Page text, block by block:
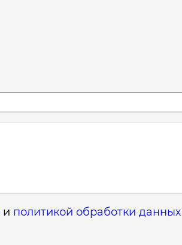
и политикой обработки данных